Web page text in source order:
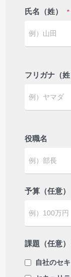
氏名（姓） *
フリガナ（姓
役職名
予算（任意）
課題（任意
自社のセ